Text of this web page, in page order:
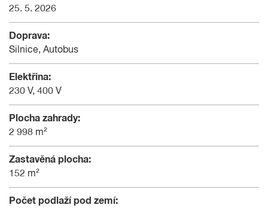
25. 5. 2026
Doprava:
Silnice, Autobus
Elektřina:
230 V, 400 V
Plocha zahrady:
2 998 m²
Zastavěná plocha:
152 m²
Počet podlaží pod zemí: